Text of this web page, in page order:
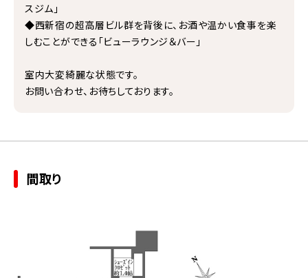
スジム」
◆西新宿の超高層ビル群を背後に、お酒や温かい食事を楽
しむことができる「ビューラウンジ＆バー」
室内大変綺麗な状態です。
お問い合わせ、お待ちしております。
間取り